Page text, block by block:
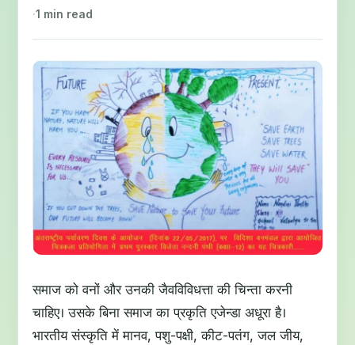
·1 min read
समाज को वनों और उनकी जैवविविधत्ता की चिन्ता करनी
चाहिए। उसके बिना समाज का प्रकृति एजेन्डा अधूरा है।
भारतीय संस्कृति में मानव, पशु-पक्षी, कीट-पतंग, जल जीय,